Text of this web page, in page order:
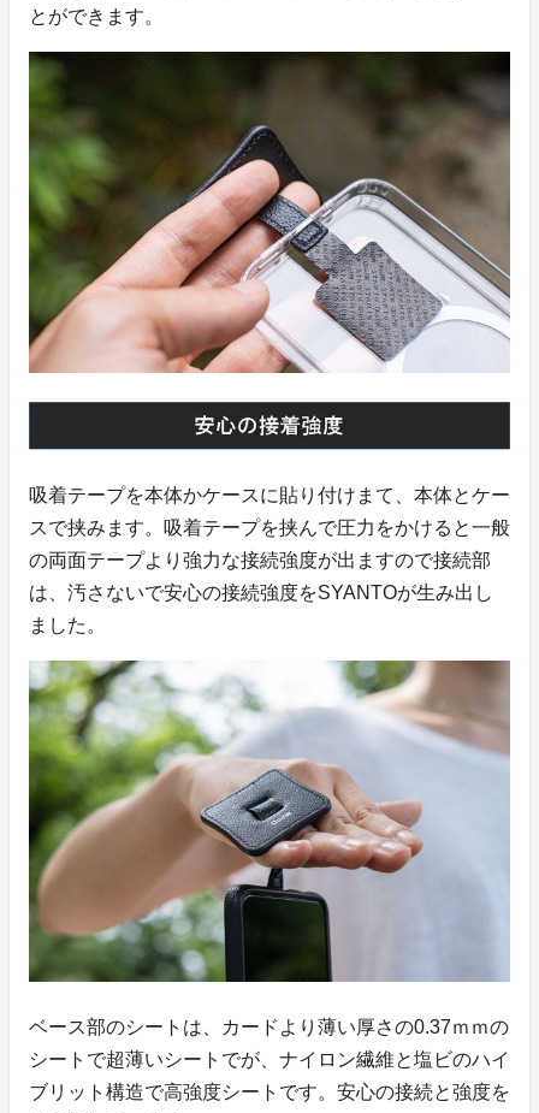
とができます。
吸着テープを本体かケースに貼り付けまて、本体とケー
スで挟みます。吸着テープを挟んで圧力をかけると一般
の両面テープより強力な接続強度が出ますので接続部
は、汚さないで安心の接続強度をSYANTOが生み出し
ました。
ベース部のシートは、カードより薄い厚さの0.37ｍｍの
シートで超薄いシートでが、ナイロン繊維と塩ビのハイ
ブリット構造で高強度シートです。安心の接続と強度を